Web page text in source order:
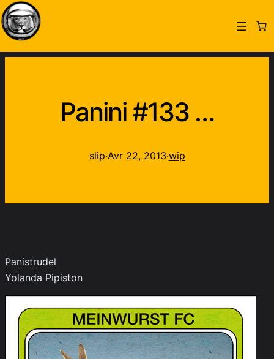
Panini #133 …
slip·Avr 22, 2013·wip
Panistrudel
Yolanda Pipiston